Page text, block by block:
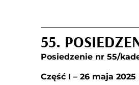
55.
Posiedzenie nr 55/
Część I – 26 maja 2025